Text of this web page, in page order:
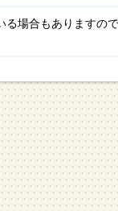
る場合もありますの